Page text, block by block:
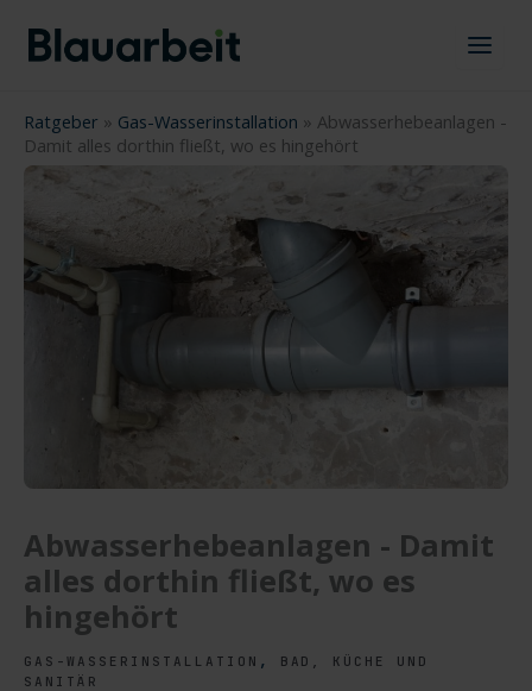
Inhalt
springen
Ratgeber » Gas-Wasserinstallation » Abwasserhebeanlagen -
Damit alles dorthin fließt, wo es hingehört
Abwasserhebeanlagen - Damit
alles dorthin fließt, wo es
hingehört
GAS-WASSERINSTALLATION ,
BAD, KÜCHE UND
SANITÄR